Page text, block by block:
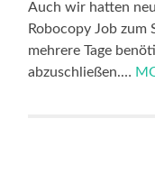
Auch wir hatten
Robocopy Job zum
mehrere Tage
abzuschließen.…